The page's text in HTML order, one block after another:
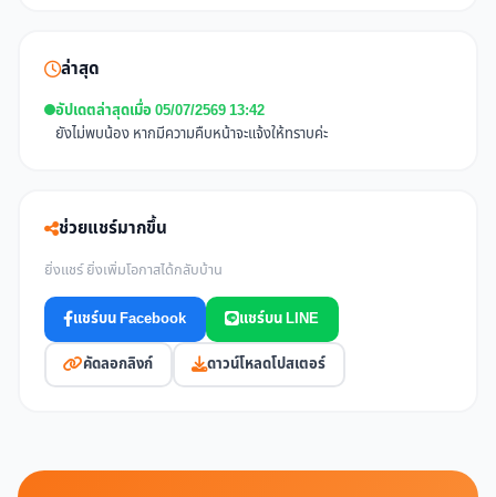
ล่าสุด
อัปเดตล่าสุดเมื่อ 05/07/2569 13:42
ยังไม่พบน้อง หากมีความคืบหน้าจะแจ้งให้ทราบค่ะ
ช่วยแชร์มากขึ้น
ยิ่งแชร์ ยิ่งเพิ่มโอกาสได้กลับบ้าน
แชร์บน Facebook แชร์บน LINE
คัดลอกลิงก์ ดาวน์โหลดโปสเตอร์